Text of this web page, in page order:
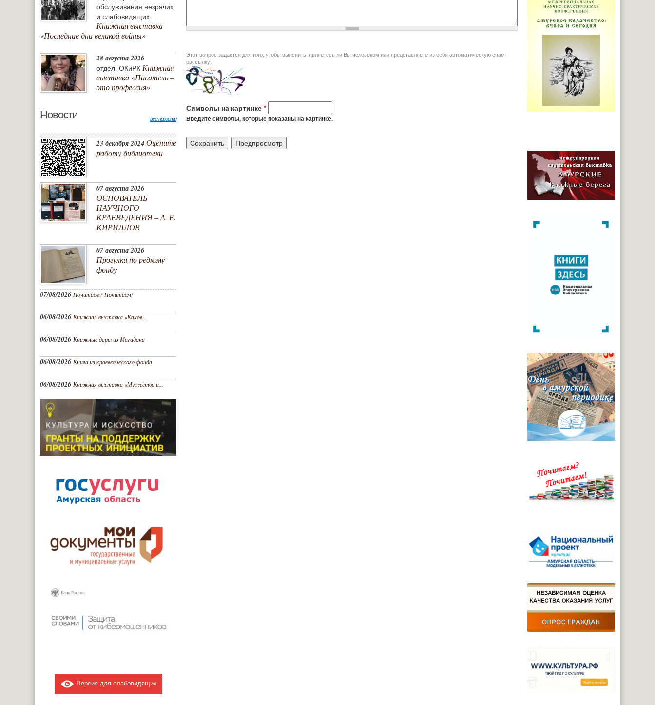
обслуживания незрячих
и слабовидящих
Книжная выставка
«Последние дни великой войны»
28 августа 2026
отдел: ОКиРК Книжная
выставка «Писатель –
это профессия»
Новости все новости
23 декабря 2024 Оцените
работу библиотеки
07 августа 2026
ОСНОВАТЕЛЬ
НАУЧНОГО
КРАЕВЕДЕНИЯ – А. В.
КИРИЛЛОВ
07 августа 2026
Прогулки по редкому
фонду
07/08/2026 Почитаем? Почитаем!
06/08/2026 Книжная выставка «Каков...
06/08/2026 Книжные дары из Магадана
06/08/2026 Книга из краеведческого фонда
06/08/2026 Книжная выставка «Мужество и...
Версия для слабовидящих
Этот вопрос задается для того, чтобы выяснить, являетесь ли Вы человеком или представляете из себя автоматическую спам-
рассылку.
Символы на картинке *
Введите символы, которые показаны на картинке.